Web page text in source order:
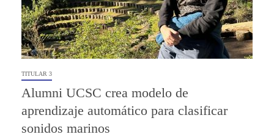
TITULAR 3
Alumni UCSC crea modelo de
aprendizaje automático para clasificar
sonidos marinos